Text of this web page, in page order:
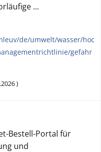
...
de/umwelt/wasser/hoc
gefahr
)
Bestell-Portal für
und